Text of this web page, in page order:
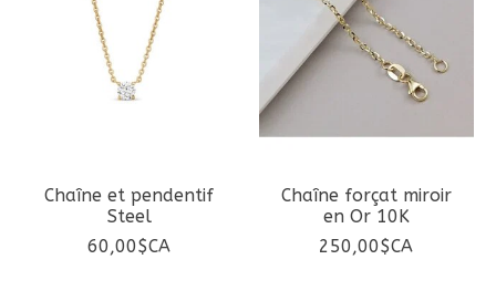
Chaîne et pendentif
Steel
60,00$CA
Chaîne forçat miroir
en Or 10K
250,00$CA